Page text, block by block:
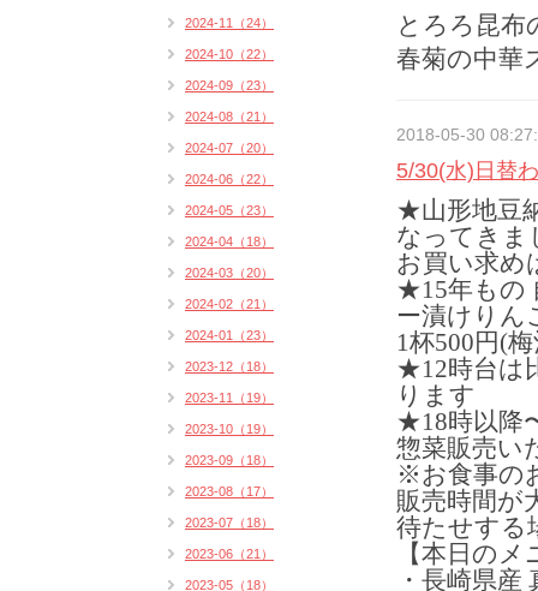
とろろ昆布
春菊の中華
2018-05-30
5/30(水)日替
★山形地豆
なってきま
お買い求め
★15年もの
ー漬けりん
1杯500円(
★12時台は
ります
★18時以降
惣菜販売い
※お食事の
販売時間が
待たせする
【本日の
・長崎県
2024-11（24）
2024-10（22）
2024-09（23）
2024-08（21）
2024-07（20）
2024-06（22）
2024-05（23）
2024-04（18）
2024-03（20）
2024-02（21）
2024-01（23）
2023-12（18）
2023-11（19）
2023-10（19）
2023-09（18）
2023-08（17）
2023-07（18）
2023-06（21）
2023-05（18）